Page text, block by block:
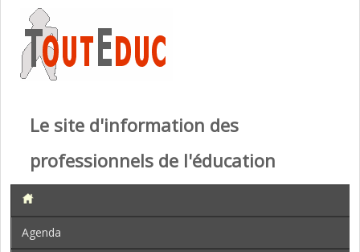
Le site d'information des
professionnels de l'éducation
Agenda